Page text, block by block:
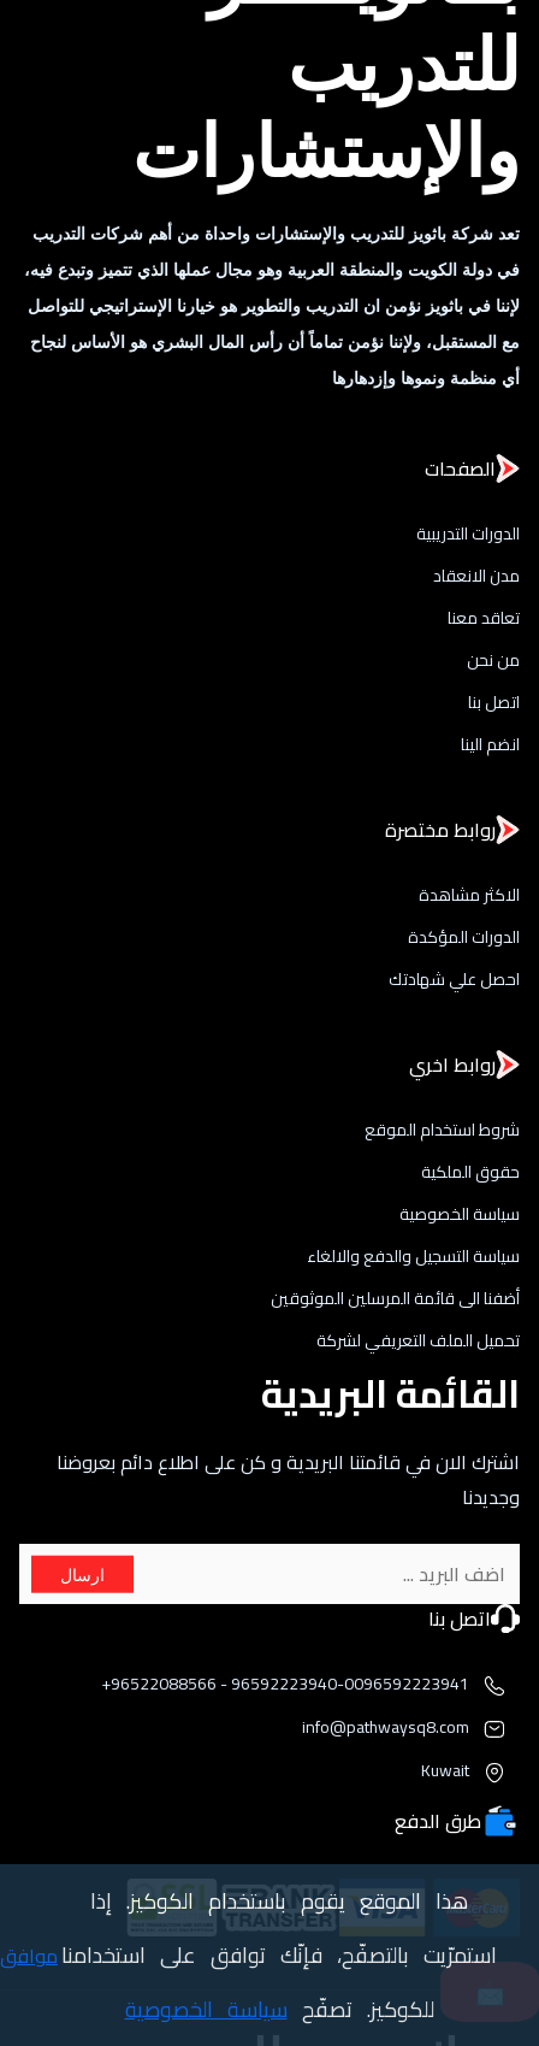
للتدريب
والإستشارات
تعد شركة باثويز للتدريب والإستشارات واحداة من أهم شركات التدريب
في دولة الكويت والمنطقة العربية وهو مجال عملها الذي تتميز وتبدع فيه،
لإننا في باثويز نؤمن ان التدريب والتطوير هو خيارنا الإستراتيجي للتواصل
مع المستقبل، ولإننا نؤمن تماماً أن رأس المال البشري هو الأساس لنجاح
أي منظمة ونموها وإزدهارها
الصفحات
الدورات التدريبية
مدن الانعقاد
تعاقد معنا
من نحن
اتصل بنا
انضم الينا
روابط مختصرة
الاكثر مشاهدة
الدورات المؤكدة
احصل علي شهادتك
روابط اخري
شروط استخدام الموقع
حقوق الملكية
سياسة الخصوصية
سياسة التسجيل والدفع والالغاء
أضفنا الى قائمة المرسلين الموثوقين
تحميل الملف التعريفي لشركة
القائمة البريدية
اشترك الان في قائمتنا البريدية و كن على اطلاع دائم بعروضنا
وجديدنا
ارسال
اتصل بنا
96592223940-0096592223941 - 96522088566+
info@pathwaysq8.com
Kuwait
طرق الدفع
هذا الموقع يقوم باستخدام الكوكيز. إذا
استمرّيت بالتصفّح، فإنّك توافق على استخدامنا
للكوكيز. تصفّحسياسة الخصوصية
موافق